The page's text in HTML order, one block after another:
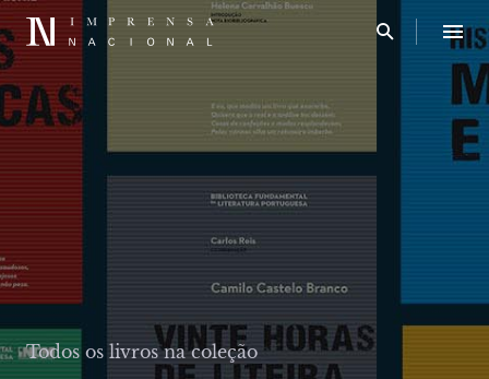
Todos os livros na coleção